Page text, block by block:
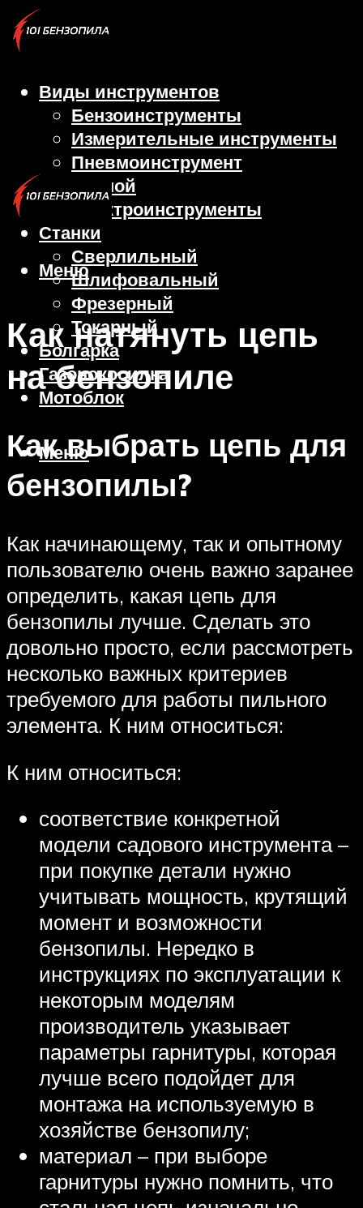
Виды инструментов
Бензоинструменты
Измерительные инструменты
Пневмоинструмент
Ручной
Электроинструменты
Станки
Сверлильный
Шлифовальный
Фрезерный
Токарный
Болгарка
Газонокосилка
Мотоблок
Меню
Меню
Как натянуть цепь
на бензопиле
Как выбрать цепь для
бензопилы?
Как начинающему, так и опытному
пользователю очень важно заранее
определить, какая цепь для
бензопилы лучше. Сделать это
довольно просто, если рассмотреть
несколько важных критериев
требуемого для работы пильного
элемента. К ним относиться:
К ним относиться:
соответствие конкретной
модели садового инструмента –
при покупке детали нужно
учитывать мощность, крутящий
момент и возможности
бензопилы. Нередко в
инструкциях по эксплуатации к
некоторым моделям
производитель указывает
параметры гарнитуры, которая
лучше всего подойдет для
монтажа на используемую в
хозяйстве бензопилу;
материал – при выборе
гарнитуры нужно помнить, что